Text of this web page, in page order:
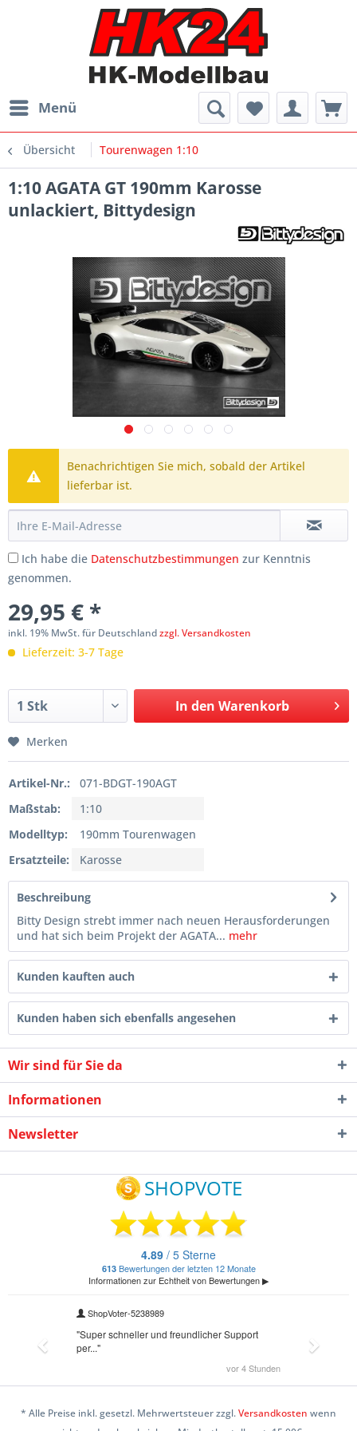
Menü
Übersicht Tourenwagen 1:10
1:10 AGATA GT 190mm Karosse
unlackiert, Bittydesign
Benachrichtigen Sie mich, sobald der Artikel
lieferbar ist.
Ich habe die Datenschutzbestimmungen zur Kenntnis
genommen.
29,95 € *
inkl. 19% MwSt. für Deutschlandzzgl. Versandkosten
Lieferzeit: 3-7 Tage
In den Warenkorb
Merken
Artikel-Nr.:
071-BDGT-190AGT
Maßstab:
1:10
Modelltyp:
190mm Tourenwagen
Ersatzteile:
Karosse
Beschreibung
Bitty Design strebt immer nach neuen Herausforderungen
und hat sich beim Projekt der AGATA... mehr
Kunden kauften auch
Kunden haben sich ebenfalls angesehen
Wir sind für Sie da
Informationen
Newsletter
* Alle Preise inkl. gesetzl. Mehrwertsteuer zzgl.Versandkosten wenn